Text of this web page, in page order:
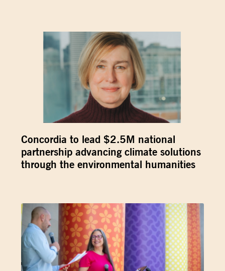
Concordia to lead $2.5M national
partnership advancing climate solutions
through the environmental humanities